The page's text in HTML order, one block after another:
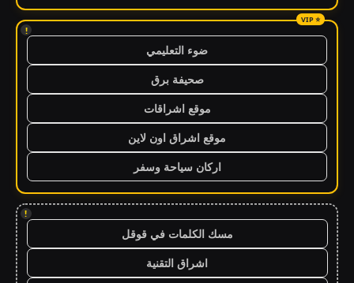
!
ضوء التعليمي
صحيفة برق
موقع اشراقات
موقع اشراق اون لاين
اركان سياحة وسفر
!
مسك الكلمات في قوقل
اشراق التقنية